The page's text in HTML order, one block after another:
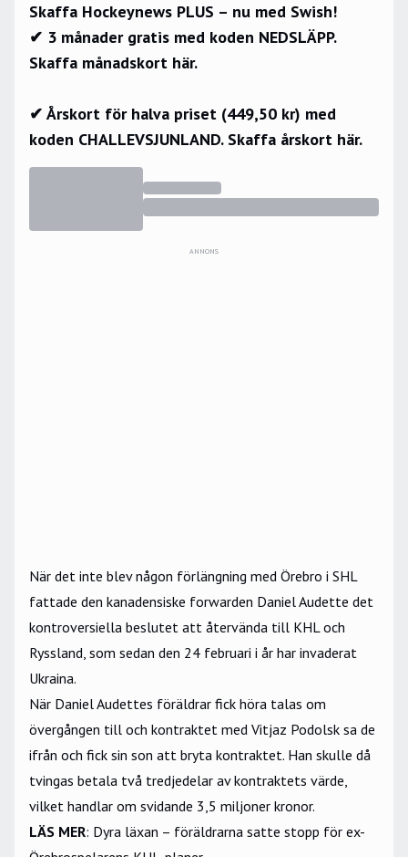
Skaffa Hockeynews PLUS – nu med Swish!
✔ 3 månader gratis med koden NEDSLÄPP.
Skaffa månadskort här.
✔ Årskort för halva priset (449,50 kr) med
koden CHALLEVSJUNLAND. Skaffa årskort här.
ANNONS
När det inte blev någon förlängning med Örebro i SHL
fattade den kanadensiske forwarden Daniel Audette det
kontroversiella beslutet att återvända till KHL och
Ryssland, som sedan den 24 februari i år har invaderat
Ukraina.
När Daniel Audettes föräldrar fick höra talas om
övergången till och kontraktet med Vitjaz Podolsk sa de
ifrån och fick sin son att bryta kontraktet. Han skulle då
tvingas betala två tredjedelar av kontraktets värde,
vilket handlar om svidande 3,5 miljoner kronor.
LÄS MER: Dyra läxan – föräldrarna satte stopp för ex-